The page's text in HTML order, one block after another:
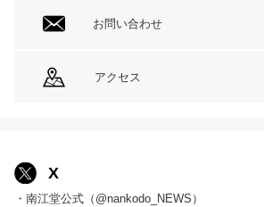
お問い合わせ
アクセス
X
・南江堂公式（@nankodo_NEWS）